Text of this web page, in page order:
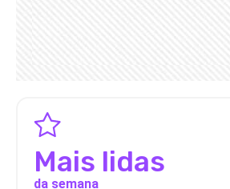
Mais lidas
da semana